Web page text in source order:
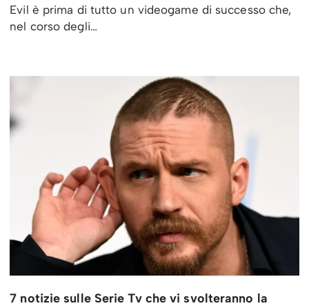
Evil è prima di tutto un videogame di successo che,
nel corso degli…
7 notizie sulle Serie Tv che vi svolteranno la